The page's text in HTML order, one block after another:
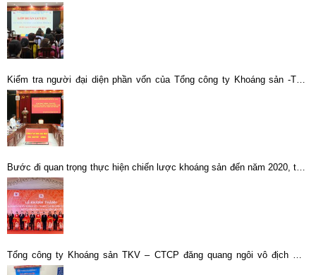
Kiểm tra người đại diện phần vốn của Tổng công ty Khoáng sản -TKV
năm 2022 tại Công ty cổ phần KLM Thái Nguyên -Vimico
Bước đi quan trọng thực hiện chiến lược khoáng sản đến năm 2020, tầm
nhìn 2030…
Tổng công ty Khoáng sản TKV – CTCP đăng quang ngôi vô địch Giải
bóng chuyền phong trào TKV năm 2025